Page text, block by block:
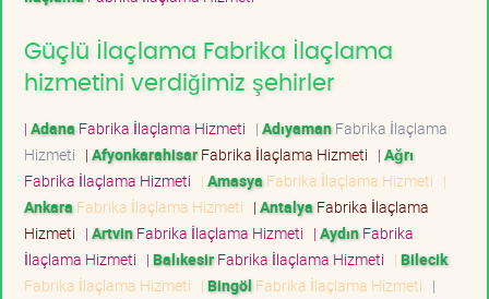
Güçlü İlaçlama Fabrika İlaçlama
hizmetini verdiğimiz şehirler
| Adana Fabrika İlaçlama Hizmeti | AdıyamanFabrika İlaçlama
Hizmeti | AfyonkarahisarFabrika İlaçlama Hizmeti | Ağrı
Fabrika İlaçlama Hizmeti | Amasya Fabrika İlaçlama Hizmeti |
Ankara Fabrika İlaçlama Hizmeti | Antalya Fabrika İlaçlama
Hizmeti | ArtvinFabrika İlaçlama Hizmeti | AydınFabrika
İlaçlama Hizmeti | BalıkesirFabrika İlaçlama Hizmeti | Bilecik
Fabrika İlaçlama Hizmeti | Bingöl Fabrika İlaçlama Hizmeti |